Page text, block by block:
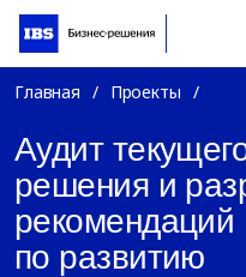
Главная / Проекты /
Аудит
решения и
рекомендаций
по развитию